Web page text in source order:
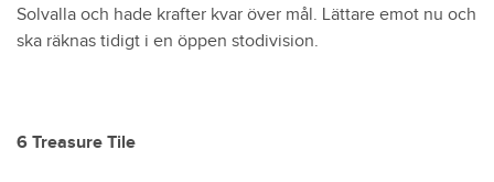
Solvalla och hade krafter kvar över mål. Lättare emot nu och
ska räknas tidigt i en öppen stodivision.
6 Treasure Tile